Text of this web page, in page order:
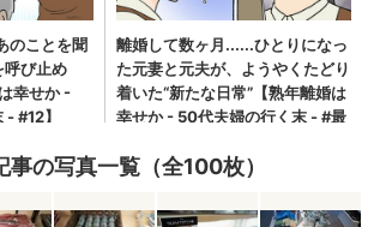
事の写真一覧（全100枚）